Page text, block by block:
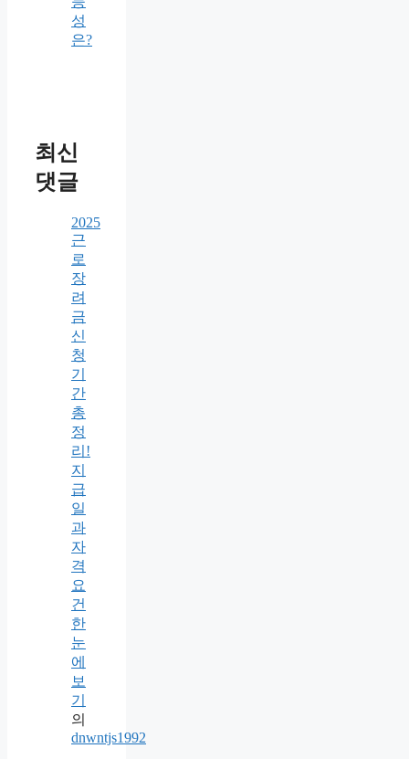
성
은?
최신
댓글
2025
근
로
장
려
금
신
청
기
간
총
정
리!
지
급
일
과
자
격
요
건
한
눈
에
보
기
의
dnwntjs1992